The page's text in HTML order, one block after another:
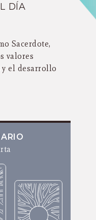
DÍA
Sacerdote,
valores
el desarrollo